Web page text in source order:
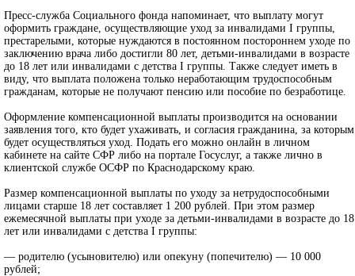
Пресс-служба Социального фонда напоминает, что выплату могут
оформить граждане, осуществляющие уход за инвалидами I группы,
престарелыми, которые нуждаются в постоянном постороннем уходе по
заключению врача либо достигли 80 лет, детьми-инвалидами в возрасте
до 18 лет или инвалидами с детства I группы. Также следует иметь в
виду, что выплата положена только неработающим трудоспособным
гражданам, которые не получают пенсию или пособие по безработице.
Оформление компенсационной выплаты производится на основании
заявления того, кто будет ухаживать, и согласия гражданина, за которым
будет осуществляться уход. Подать его можно онлайн в личном
кабинете на сайте СФР либо на портале Госуслуг, а также лично в
клиентской службе ОСФР по Краснодарскому краю.
Размер компенсационной выплаты по уходу за нетрудоспособными
лицами старше 18 лет составляет 1 200 рублей. При этом размер
ежемесячной выплаты при уходе за детьми-инвалидами в возрасте до 18
лет или инвалидами с детства I группы:
— родителю (усыновителю) или опекуну (попечителю) — 10 000
рублей;